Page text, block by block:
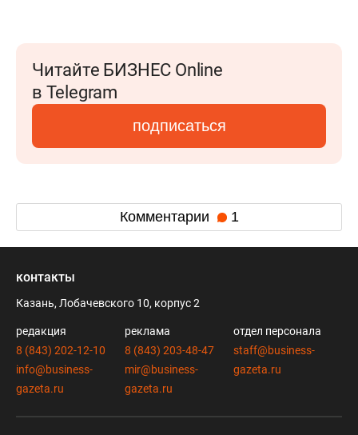
Читайте БИЗНЕС Online
в Telegram
подписаться
Комментарии 1
контакты
Казань, Лобачевского 10, корпус 2
редакция
8 (843) 202-12-10
info@business-
gazeta.ru
реклама
8 (843) 203-48-47
mir@business-
gazeta.ru
отдел персонала
staff@business-
gazeta.ru